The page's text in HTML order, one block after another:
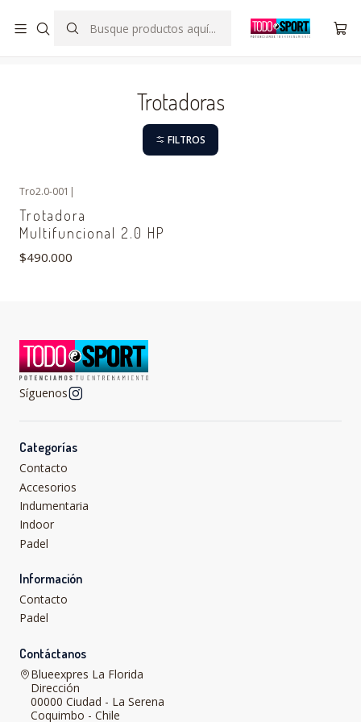
SOMOS DISTRIBUIDOR OFICIAL DE SCORINGRIGHT CHILE
Trotadoras
FILTROS
Tro2.0-001 |
Trotadora
Multifuncional 2.0 HP
$490.000
Síguenos
Categorías
Contacto
Accesorios
Indumentaria
Indoor
Padel
Información
Contacto
Padel
Contáctanos
Blueexpres La Florida
Dirección
00000 Ciudad - La Serena
Coquimbo - Chile